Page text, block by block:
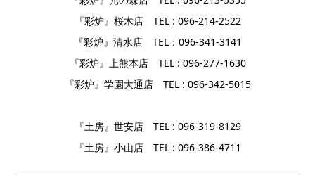
『彩炉』桜木店 TEL : 096-214-2522
『彩炉』清水店 TEL：096-341-3141
『彩炉』上熊本店 TEL : 096-277-1630
『彩炉』学園大通店 TEL : 096-342-5015
『土房』世安店 TEL : 096-319-8129
『土房』小山店 TEL : 096-386-4711